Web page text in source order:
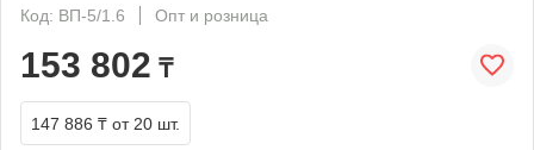
Код: ВП-5/1.6
Опт и розница
153 802 ₸
147 886 ₸ от 20 шт.